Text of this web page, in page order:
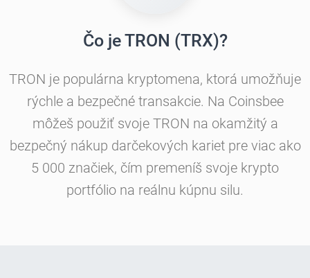
Čo je TRON (TRX)?
TRON je populárna kryptomena, ktorá umožňuje
rýchle a bezpečné transakcie. Na Coinsbee
môžeš použiť svoje TRON na okamžitý a
bezpečný nákup darčekových kariet pre viac ako
5 000 značiek, čím premeníš svoje krypto
portfólio na reálnu kúpnu silu.